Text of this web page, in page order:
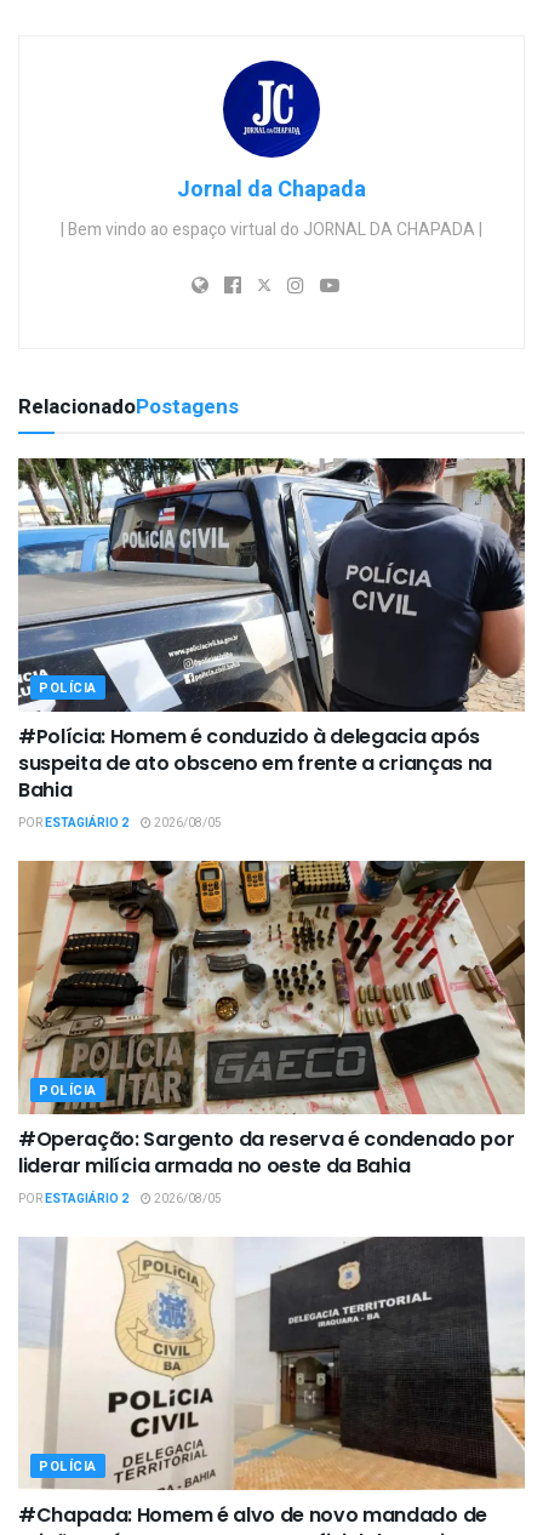
Jornal da Chapada
| Bem vindo ao espaço virtual do JORNAL DA CHAPADA |
RelacionadoPostagens
POLÍCIA
#Polícia: Homem é conduzido à delegacia após
suspeita de ato obsceno em frente a crianças na
Bahia
PORESTAGIÁRIO 2 2026/08/05
POLÍCIA
#Operação: Sargento da reserva é condenado por
liderar milícia armada no oeste da Bahia
PORESTAGIÁRIO 2 2026/08/05
POLÍCIA
#Chapada: Homem é alvo de novo mandado de